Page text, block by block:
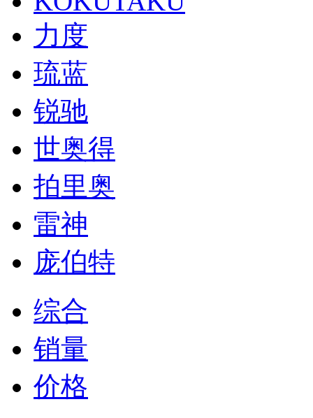
力度
琉蓝
锐驰
世奥得
拍里奥
雷神
庞伯特
综合
销量
价格